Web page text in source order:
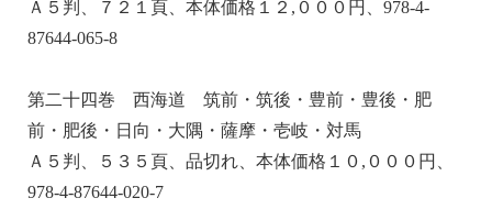
Ａ５判、７２１頁、本体価格１２,０００円、978-4-
87644-065-8
第二十四巻 西海道 筑前・筑後・豊前・豊後・肥
前・肥後・日向・大隅・薩摩・壱岐・対馬
Ａ５判、５３５頁、品切れ、本体価格１０,０００円、
978-4-87644-020-7